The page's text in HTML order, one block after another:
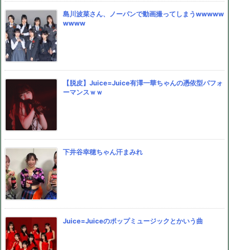
島川波菜さん、ノーパンで動画撮ってしまうwwwww
wwww
【脱皮】Juice=Juice有澤一華ちゃんの憑依型パフォ
ーマンスｗｗ
下井谷幸穂ちゃん汗まみれ
Juice=Juiceのポップミュージックとかいう曲